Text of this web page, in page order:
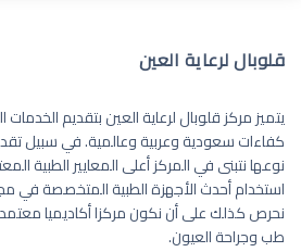
قلوبال لرعاية العين
يتميز مركز قلوبال لرعاية العين بتقديم الخدمات
كفاءات سعودية وعربية وعالمية. في سبيل
نوعها نتبنى في المركز أعلى المعايير الطبية
استخدام أحدث الأجهزة الطبية المتخصصة في
نحرص كذلك على أن نكون مركزا أكاديميا
طب وجراحة العيون.